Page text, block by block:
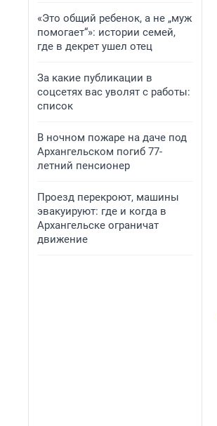
«Это общий ребенок, а не „муж
помогает“»: истории семей,
где в декрет ушел отец
За какие публикации в
соцсетях вас уволят с работы:
список
В ночном пожаре на даче под
Архангельском погиб 77-
летний пенсионер
Проезд перекроют, машины
эвакуируют: где и когда в
Архангельске ограничат
движение